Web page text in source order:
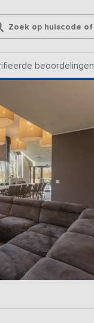
beoordelingen